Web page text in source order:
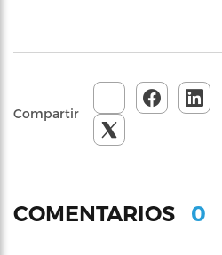
Compartir
COMENTARIOS 0